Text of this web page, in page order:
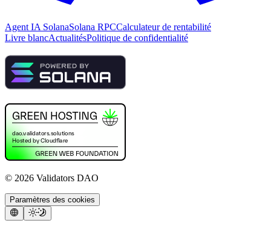
Agent IA SolanaSolana RPCCalculateur de rentabilité
Livre blancActualitésPolitique de confidentialité
© 2026 Validators DAO
Paramètres des cookies